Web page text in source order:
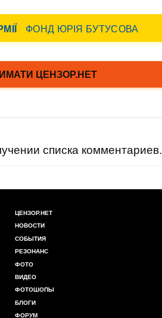
списка комментариев.
ЦЕНЗОР.НЕТ
НОВОСТИ
СОБЫТИЯ
РЕЗОНАНС
ФОТО
ВИДЕО
ФОТОШОПЫ
БЛОГИ
ФОРУМ